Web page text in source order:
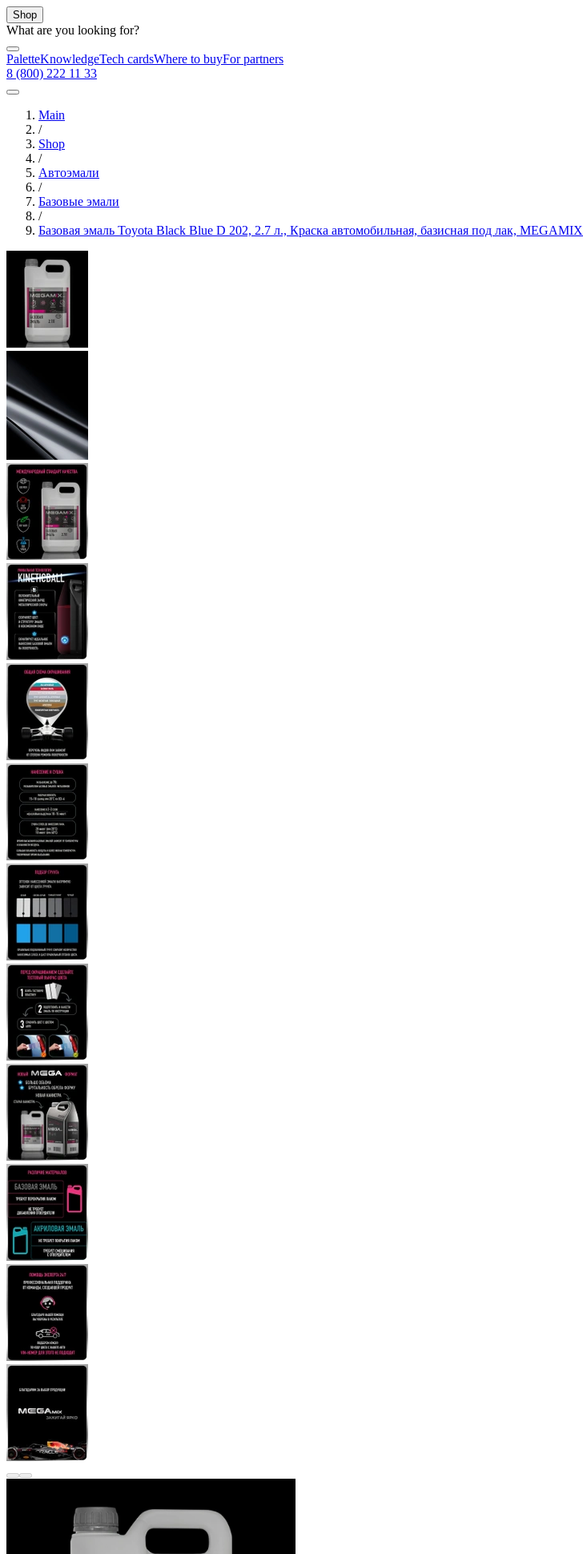
Shop
What are you looking for?
PaletteKnowledgeTech cardsWhere to buyFor partners
8 (800) 222 11 33
Main
/
Shop
/
Автоэмали
/
Базовые эмали
/
Базовая эмаль Toyota Black Blue D 202, 2.7 л., Краска автомобильная, базисная под лак, MEGAMIX